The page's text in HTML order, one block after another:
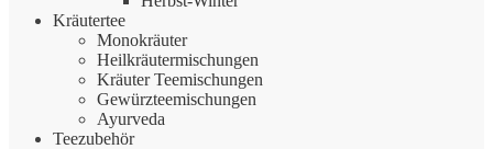
Kräutertee
Monokräuter
Heilkräutermischungen
Kräuter Teemischungen
Gewürzteemischungen
Ayurveda
Teezubehör